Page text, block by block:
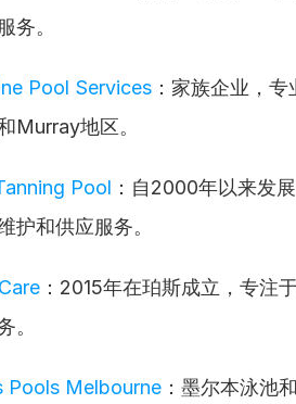
务。
Pool Services ：家族企业，
Murray地区。
Pool ：自2000年以来发
护和供应服务。
：2015年在珀斯成立，专注
。
Pools Melbourne ：墨尔本泳池